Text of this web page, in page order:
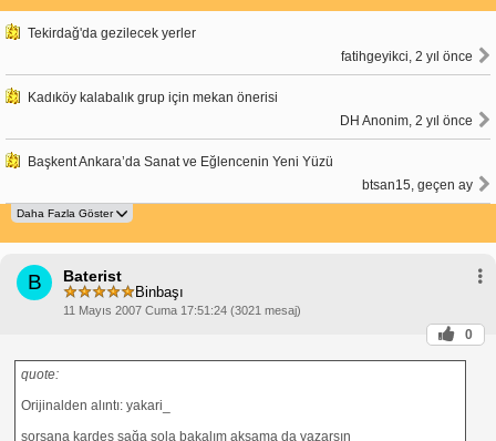
Tekirdağ'da gezilecek yerler
fatihgeyikci, 2 yıl önce
Kadıköy kalabalık grup için mekan önerisi
DH Anonim, 2 yıl önce
Başkent Ankara’da Sanat ve Eğlencenin Yeni Yüzü
btsan15, geçen ay
B Baterist
Binbaşı
11 Mayıs 2007 Cuma 17:51:24 (3021 mesaj)
0
quote:
Orijinalden alıntı: yakari_
sorsana kardeş sağa sola bakalım akşama da yazarsın